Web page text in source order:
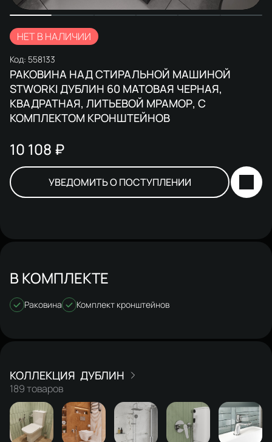
НЕТ В НАЛИЧИИ
Код: 558133
РАКОВИНА НАД СТИРАЛЬНОЙ МАШИНОЙ
STWORKI ДУБЛИН 60 МАТОВАЯ ЧЕРНАЯ,
КВАДРАТНАЯ, ЛИТЬЕВОЙ МРАМОР, С
КОМПЛЕКТОМ КРОНШТЕЙНОВ
10 108 ₽
УВЕДОМИТЬ О ПОСТУПЛЕНИИ
В КОМПЛЕКТЕ
Раковина Комплект кронштейнов
ДУБЛИН
189 товаров